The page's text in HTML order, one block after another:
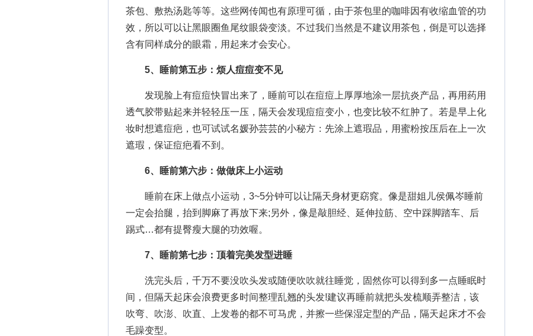
茶包、敷热汤匙等等。这些网传闻也有原理可循，由于茶包里的咖啡因有收缩血管的功
效，所以可以让黑眼圈鱼尾纹眼袋变淡。不过我们当然是不建议用茶包，倒是可以选择
含有同样成分的眼霜，用起来才会安心。
5、睡前第五步：烦人痘痘变不见
发现脸上有痘痘快冒出来了，睡前可以在痘痘上厚厚地涂一层抗炎产品，再用药用
透气胶带贴起来并轻轻压一压，隔天会发现痘痘变小，也变比较不红肿了。若是早上化
妆时想遮痘疤，也可试试名媛孙芸芸的小秘方：先涂上遮瑕品，用蜜粉按压后在上一次
遮瑕，保证痘疤看不到。
6、睡前第六步：做做床上小运动
睡前在床上做点小运动，3~5分钟可以让隔天身材更窈窕。像是甜姐儿侯佩岑睡前
一定会抬腿，抬到脚麻了再放下来;另外，像是敲胆经、延伸拉筋、空中踩脚踏车、后
踢式…都有提臀瘦大腿的功效喔。
7、睡前第七步：顶着完美发型进睡
洗完头后，千万不要没吹头发或随便吹吹就往睡觉，固然你可以得到多一点睡眠时
间，但隔天起床会浪费更多时间整理乱翘的头发!建议再睡前就把头发梳顺弄整洁，该
吹弯、吹澎、吹直、上发卷的都不可马虎，并擦一些保湿定型的产品，隔天起床才不会
毛躁变型。